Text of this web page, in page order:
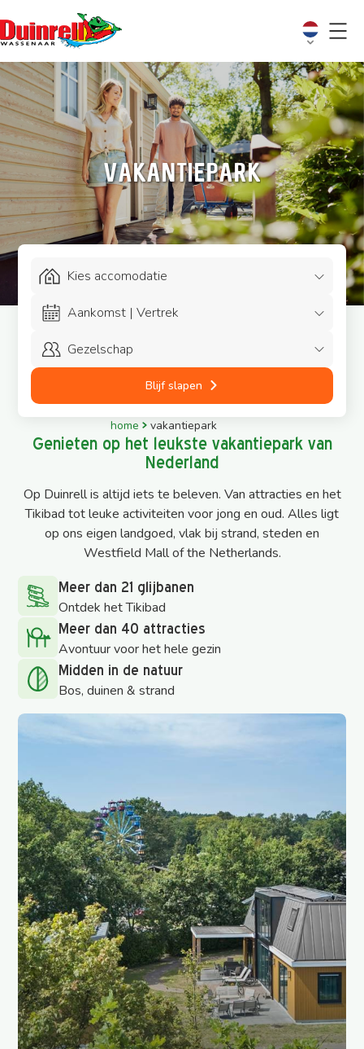
Vakantiepark
Blijf slapen
home vakantiepark
Genieten op het leukste vakantiepark van
Nederland
Op Duinrell is altijd iets te beleven. Van attracties en het
Tikibad tot leuke activiteiten voor jong en oud. Alles ligt
op ons eigen landgoed, vlak bij strand, steden en
Westfield Mall of the Netherlands.
Meer dan 21 glijbanen
Ontdek het Tikibad
Meer dan 40 attracties
Avontuur voor het hele gezin
Midden in de natuur
Bos, duinen & strand